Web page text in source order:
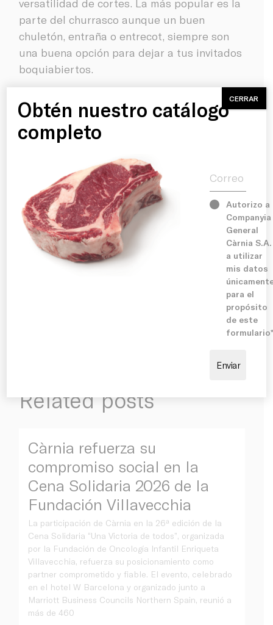
Product
History
Services
Facilities
versatilidad de cortes. La más popular es la
parte del churrasco aunque un buen
chuletón, entraña o entrecot, siempre son
una buena opción para dejar a tus invitados
boquiabiertos.
Ahora que ya eres un experto encarnes a la
barbacoa te daremos los últimos trucos.
Las cantidades siempre son una duda que
recomendamos que, si son cortes con hueso
unos 500 gramos por comensal, y si el corte
no tiene huesos unos 300 gramos. ¡No hay
que preocuparse porque una barbacoa
siempre es un éxito asegurado!
te espera!
Related posts
Càrnia refuerza su
compromiso social en la
Cena Solidaria 2026 de la
Fundación Villavecchia
La participación de Càrnia en la 26ª edición de la
Cena Solidaria “Una Victoria de todos”, organizada
por la Fundación de Oncología Infantil Enriqueta
Villavecchia, refuerza su posicionamiento como
partner comprometido y fiable. El evento, celebrado
en el hotel W Barcelona y organizado junto a
Marriott Business Councils Northern Spain, reunió a
más de 460
Obtén nuestro catálogo
completo
Autorizo a
Companyia
General
Càrnia S.A.
a utilizar
mis datos
para el
propósito
de este
formulario*
CERRAR